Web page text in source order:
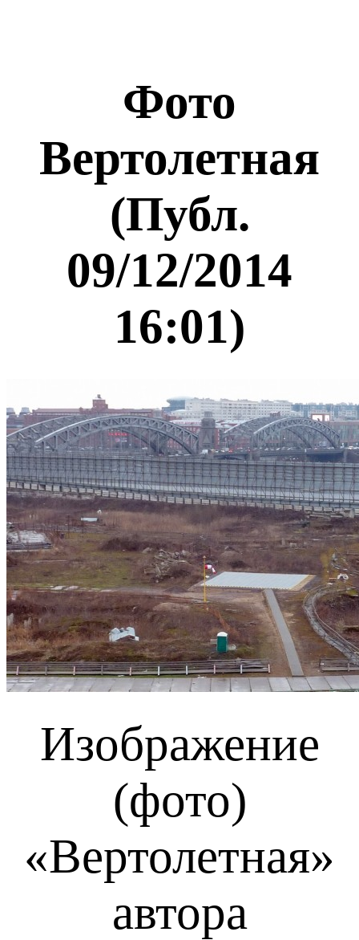
Фото
Вертолетная
(Публ.
09/12/2014
16:01)
Изображение
(фото)
«Вертолетная»
автора